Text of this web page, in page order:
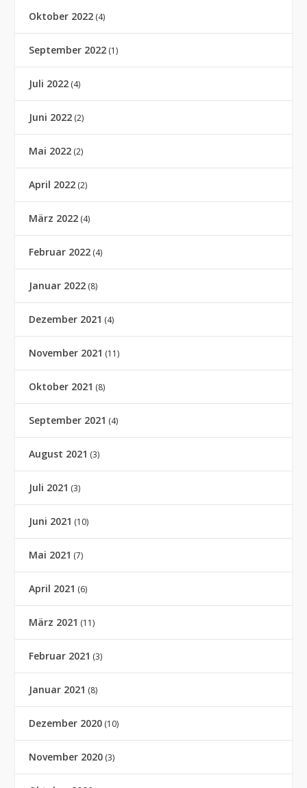
Oktober 2022 (4)
September 2022 (1)
Juli 2022 (4)
Juni 2022 (2)
Mai 2022 (2)
April 2022 (2)
März 2022 (4)
Februar 2022 (4)
Januar 2022 (8)
Dezember 2021 (4)
November 2021 (11)
Oktober 2021 (8)
September 2021 (4)
August 2021 (3)
Juli 2021 (3)
Juni 2021 (10)
Mai 2021 (7)
April 2021 (6)
März 2021 (11)
Februar 2021 (3)
Januar 2021 (8)
Dezember 2020 (10)
November 2020 (3)